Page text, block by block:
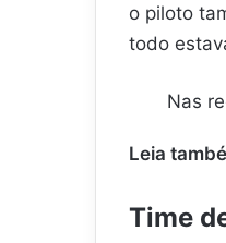
o piloto
todo
Nas
Leia
Time